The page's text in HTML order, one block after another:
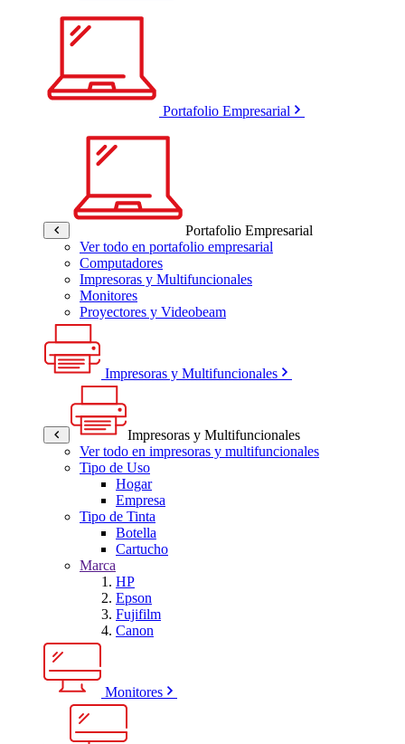
Portafolio Empresarial
Portafolio Empresarial
Ver todo en portafolio empresarial
Computadores
Impresoras y Multifuncionales
Monitores
Proyectores y Videobeam
Impresoras y Multifuncionales
Impresoras y Multifuncionales
Ver todo en impresoras y multifuncionales
Tipo de Uso
Hogar
Empresa
Tipo de Tinta
Botella
Cartucho
Marca
HP
Epson
Fujifilm
Canon
Monitores